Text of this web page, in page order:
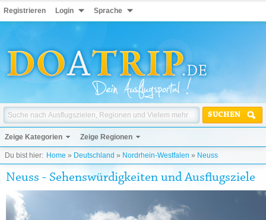
Registrieren Login Sprache
SUCHEN
Zeige Kategorien Zeige Regionen
Du bist hier: Home » Deutschland » Nordrhein-Westfalen » Neuss
Neuss - Sehenswürdigkeiten und Ausflugsziele